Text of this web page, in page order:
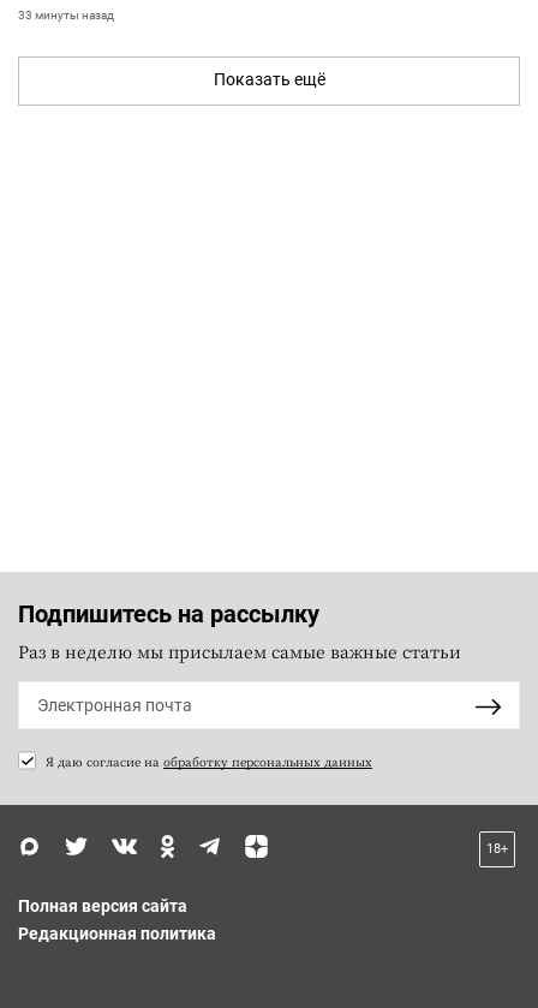
33 минуты назад
Показать ещё
Подпишитесь на рассылку
Раз в неделю мы присылаем самые важные статьи
Я даю согласие на обработку персональных данных
18+
Полная версия сайта
Редакционная политика